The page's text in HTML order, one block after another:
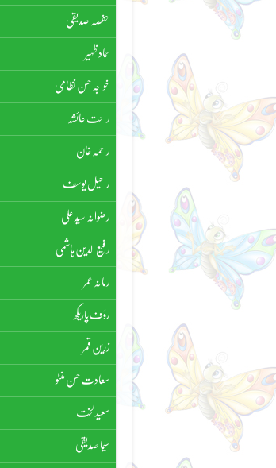
حفصہ صدیقی
حماد ظہیر
خواجہ حسن نظامی
راحت عائشہ
راحمہ خان
راحیل یوسف
رضوانہ سیّد علی
رفیع الدین ہاشمی
رمانہ عمر
رؤف پاریکھ
زرین قمر
سعادت حسن منٹو
سعید لخت
سیما صدیقی